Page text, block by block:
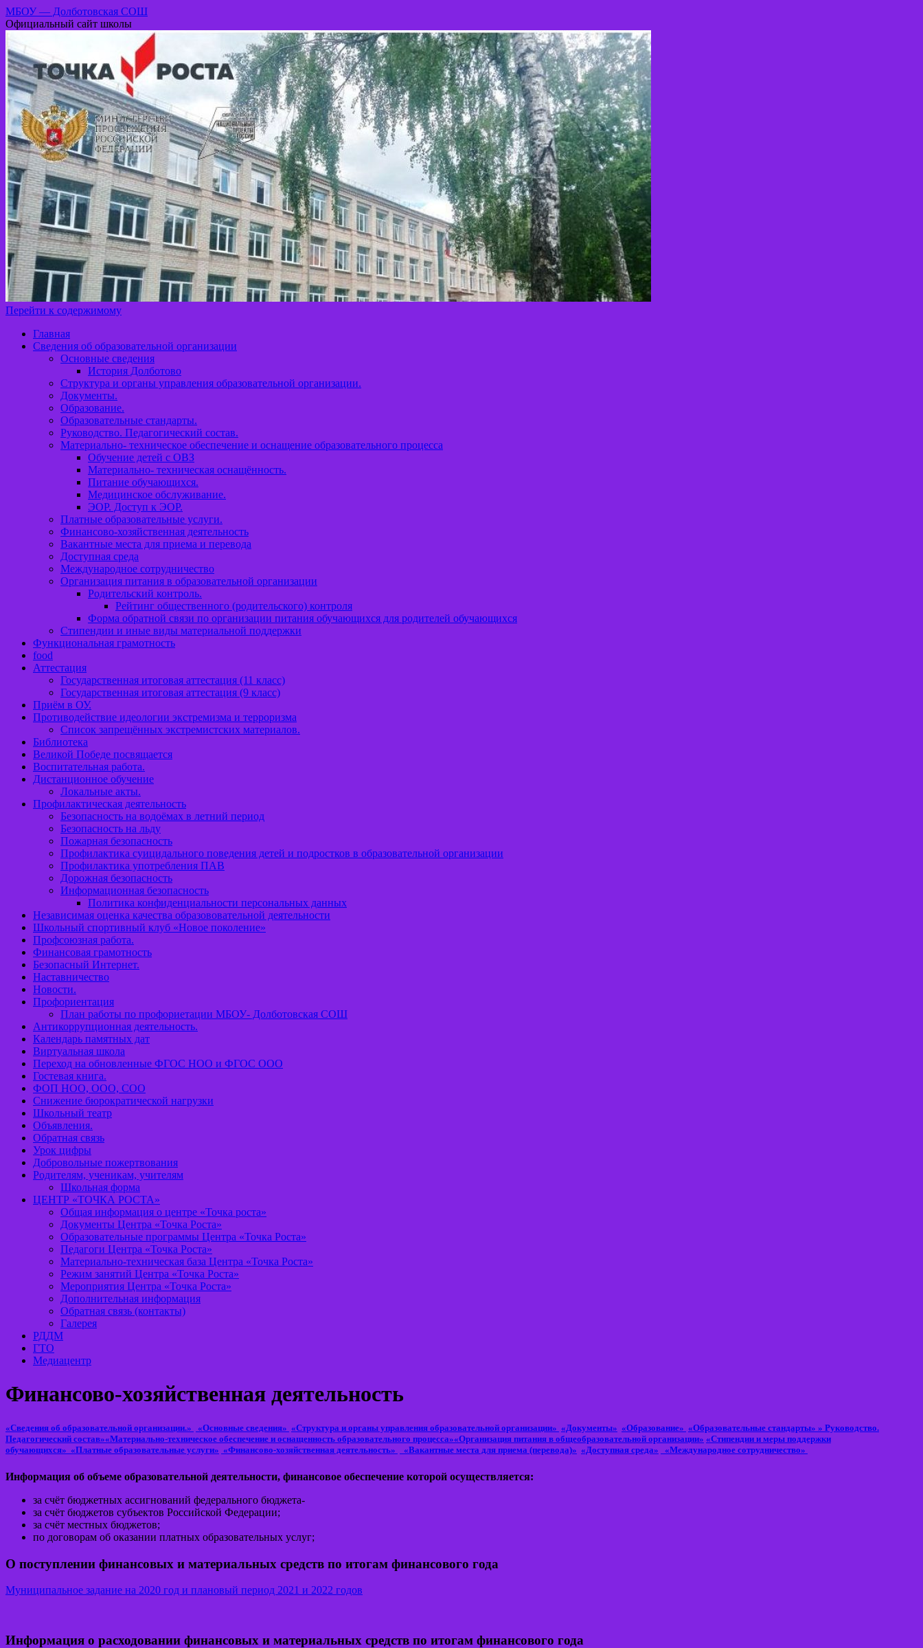
МБОУ — Долботовская СОШ
Официальный сайт школы
Перейти к содержимому
Главная
Сведения об образовательной организации
Основные сведения
История Долботово
Структура и органы управления образовательной организации.
Документы.
Образование.
Образовательные стандарты.
Руководство. Педагогический состав.
Материально- техническое обеспечение и оснащение образовательного процесса
Обучение детей с ОВЗ
Материально- техническая оснащённость.
Питание обучающихся.
Медицинское обслуживание.
ЭОР. Доступ к ЭОР.
Платные образовательные услуги.
Финансово-хозяйственная деятельность
Вакантные места для приема и перевода
Доступная среда
Международное сотрудничество
Организация питания в образовательной организации
Родительский контроль.
Рейтинг общественного (родительского) контроля
Форма обратной связи по организации питания обучающихся для родителей обучающихся
Стипендии и иные виды материальной поддержки
Функциональная грамотность
food
Аттестация
Государственная итоговая аттестация (11 класс)
Государственная итоговая аттестация (9 класс)
Приём в ОУ.
Противодействие идеологии экстремизма и терроризма
Список запрещённых экстремистских материалов.
Библиотека
Великой Победе посвящается
Воспитательная работа.
Дистанционное обучение
Локальные акты.
Профилактическая деятельность
Безопасность на водоёмах в летний период
Безопасность на льду
Пожарная безопасность
Профилактика суицидального поведения детей и подростков в образовательной организации
Профилактика употребления ПАВ
Дорожная безопасность
Информационная безопасность
Политика конфиденциальности персональных данных
Независимая оценка качества образововательной деятельности
Школьный спортивный клуб «Новое поколение»
Профсоюзная работа.
Финансовая грамотность
Безопасный Интернет.
Наставничество
Новости.
Профориентация
План работы по профориетации МБОУ- Долботовская СОШ
Антикоррупционная деятельность.
Календарь памятных дат
Виртуальная школа
Переход на обновленные ФГОС НОО и ФГОС ООО
Гостевая книга.
ФОП НОО, ООО, СОО
Снижение бюрократической нагрузки
Школьный театр
Объявления.
Обратная связь
Урок цифры
Добровольные пожертвования
Родителям, ученикам, учителям
Школьная форма
ЦЕНТР «ТОЧКА РОСТА»
Общая информация о центре «Точка роста»
Документы Центра «Точка Роста»
Образовательные программы Центра «Точка Роста»
Педагоги Центра «Точка Роста»
Материально-техническая база Центра «Точка Роста»
Режим занятий Центра «Точка Роста»
Мероприятия Центра «Точка Роста»
Дополнительная информация
Обратная связь (контакты)
Галерея
РДДМ
ГТО
Медиацентр
Финансово-хозяйственная деятельность
«Сведения об образовательной организации.» «Основные сведения» «Структура и органы управления образовательной организации» «Документы» «Образование» «Образовательные стандарты» » Руководство.
Педагогический состав»«Материально-техническое обеспечение и оснащенность образовательного процесса»«Организация питания в общеобразовательной организации» «Стипендии и меры поддержки
обучающихся» «Платные образовательные услуги» «Финансово-хозяйственная деятельность» «Вакантные места для приема (перевода)» «Доступная среда» «Международное сотрудничество»
Информация об объеме образовательной деятельности, финансовое обеспечение которой осуществляется:
за счёт бюджетных ассигнований федерального бюджета-
за счёт бюджетов субъектов Российской Федерации;
за счёт местных бюджетов;
по договорам об оказании платных образовательных услуг;
О поступлении финансовых и материальных средств по итогам финансового года
Муниципальное задание на 2020 год и плановый период 2021 и 2022 годов
Информация о расходовании финансовых и материальных средств по итогам финансового года